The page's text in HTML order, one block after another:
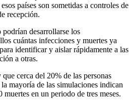
países son sometidas a controles de
recepción.
desarrollarse los
cuántas infecciones y muertes ya
identificar y aislar rápidamente a las
a otras.
cerca del 20% de las personas
mayoría de las simulaciones indican
en un periodo de tres meses.